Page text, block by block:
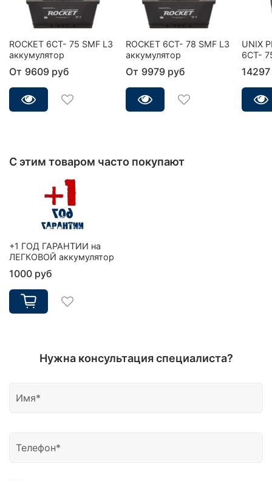
ROCKET 6CT- 75 SMF L3
аккумулятор
От 9609 руб
ROCKET 6CT- 78 SMF L3
аккумулятор
От 9979 руб
UNIX
6СТ-
С этим товаром часто покупают
+1 ГОД ГАРАНТИИ на
ЛЕГКОВОЙ аккумулятор
1000 руб
Нужна консультация специалиста?